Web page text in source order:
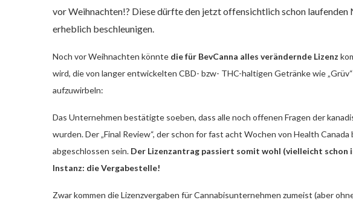
vor Weihnachten!? Diese dürfte den jetzt offensichtlich schon laufenden
erheblich beschleunigen.
Noch vor Weihnachten könnte die für BevCanna alles verändernde Lizenz
wird, die von langer entwickelten CBD- bzw- THC-haltigen Getränke wie
aufzuwirbeln:
Das Unternehmen bestätigte soeben, dass alle noch offenen Fragen der
wurden. Der „Final Review“, der schon for fast acht Wochen von Health
abgeschlossen sein. Der Lizenzantrag passiert somit wohl (vielleicht schon
Instanz: die Vergabestelle!
Zwar kommen die Lizenzvergaben für Cannabisunternehmen zumeist (aber